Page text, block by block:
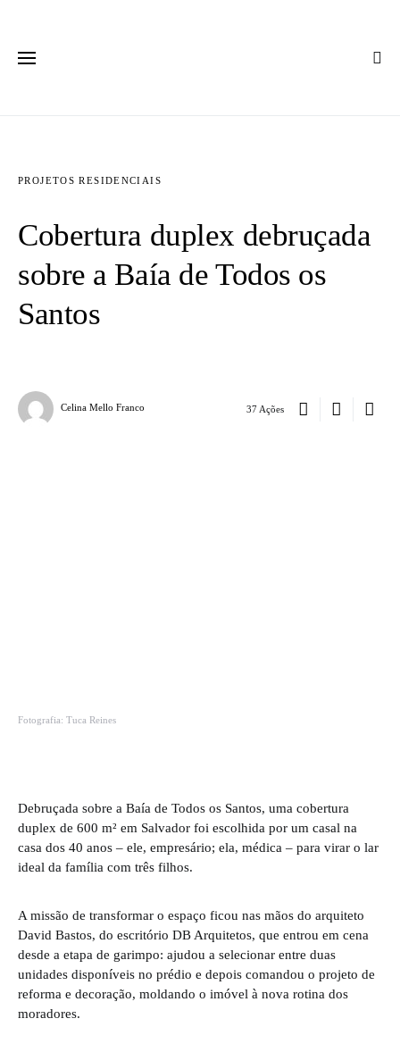
Fotografia: Tuca Reines
PROJETOS RESIDENCIAIS
Cobertura duplex debruçada
sobre a Baía de Todos os
Santos
Celina Mello Franco 37 Ações
Debruçada sobre a Baía de Todos os Santos, uma cobertura
duplex de 600 m² em Salvador foi escolhida por um casal na
casa dos 40 anos – ele, empresário; ela, médica – para virar o lar
ideal da família com três filhos.
A missão de transformar o espaço ficou nas mãos do arquiteto
David Bastos, do escritório DB Arquitetos, que entrou em cena
desde a etapa de garimpo: ajudou a selecionar entre duas
unidades disponíveis no prédio e depois comandou o projeto de
reforma e decoração, moldando o imóvel à nova rotina dos
moradores.